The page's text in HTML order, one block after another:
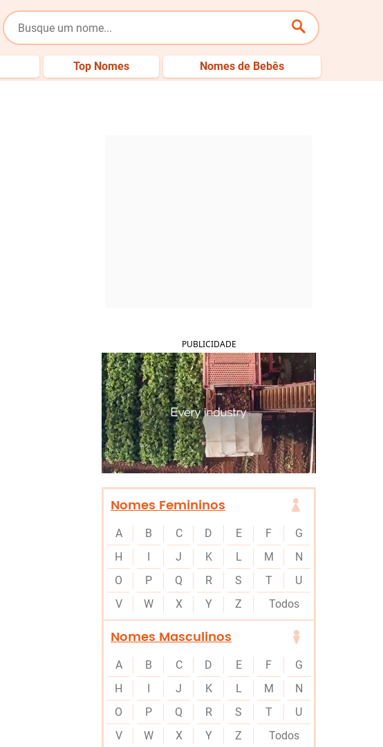
Top Nomes Nomes de Bebês
PUBLICIDADE
Nomes Femininos
A B C D E F
G
H
I J K L M
N
O
P Q R S T
U
V
W X Y Z Todos
Nomes Masculinos
A B C D E F
G
H
I J K L M
N
O
P Q R S T
U
V
W X Y Z Todos